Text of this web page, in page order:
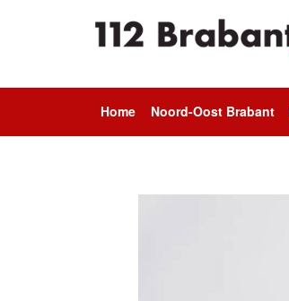
Home Noord-Oost Brabant